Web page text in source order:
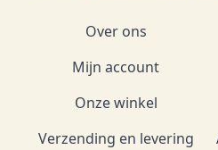
Over ons
Mijn account
Onze winkel
Verzending en levering